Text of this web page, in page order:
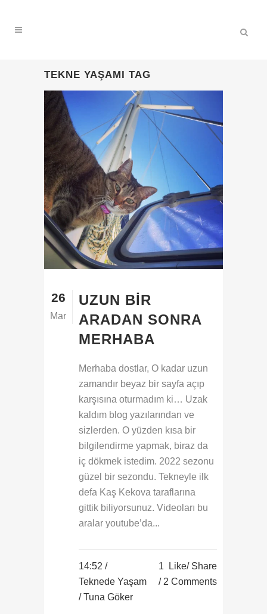
TEKNE YAŞAMI TAG
26
Mar
UZUN BIR
ARADAN SONRA
MERHABA
Merhaba dostlar, O kadar uzun
zamandır beyaz bir sayfa açıp
karşısına oturmadım ki… Uzak
kaldım blog yazılarından ve
sizlerden. O yüzden kısa bir
bilgilendirme yapmak, biraz da
iç dökmek istedim. 2022 sezonu
güzel bir sezondu. Tekneyle ilk
defa Kaş Kekova taraflarına
gittik biliyorsunuz. Videoları bu
aralar youtube’da...
14:52 /
Teknede Yaşam
/ Tuna Göker
1 Like Share
2 Comments